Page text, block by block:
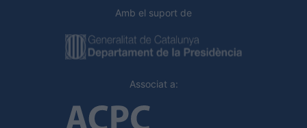
Amb el suport de
Associat a: